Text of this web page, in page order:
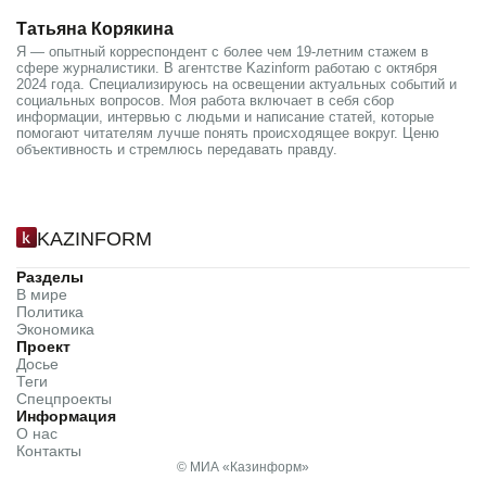
Татьяна Корякина
Я — опытный корреспондент с более чем 19-летним стажем в
сфере журналистики. В агентстве Kаzinform работаю с октября
2024 года. Специализируюсь на освещении актуальных событий и
социальных вопросов. Моя работа включает в себя сбор
информации, интервью с людьми и написание статей, которые
помогают читателям лучше понять происходящее вокруг. Ценю
объективность и стремлюсь передавать правду.
KAZINFORM
Разделы
В мире
Политика
Экономика
Проект
Досье
Теги
Спецпроекты
Информация
О нас
Контакты
© МИА «Казинформ»